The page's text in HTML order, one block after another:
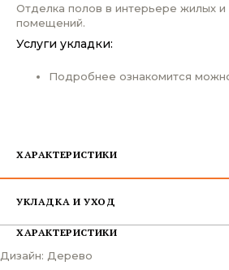
Отделка полов в интерьере жилых
помещений.
Услуги укладки:
Подробнее ознакомится
ХАРАКТЕРИСТИКИ
УКЛАДКА И УХОД
ХАРАКТЕРИСТИКИ
Дизайн: Дерево